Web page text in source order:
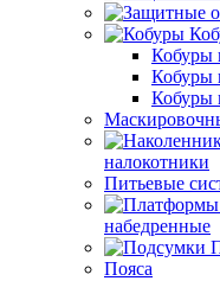
Кобуры
Кобуры
Кобуры
налокотники
Питьевые
набедренные
Пояса